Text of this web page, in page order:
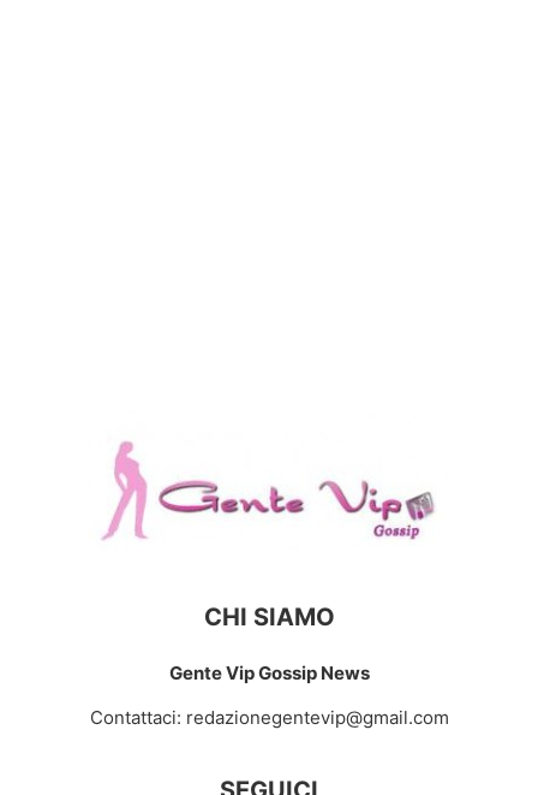
CHI SIAMO
Gente Vip Gossip News
Contattaci: redazionegentevip@gmail.com